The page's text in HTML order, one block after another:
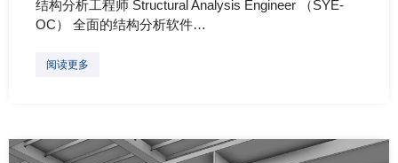
结构分析工程师 Structural Analysis Engineer （SYE-
OC） 全面的结构分析软件…
阅读更多